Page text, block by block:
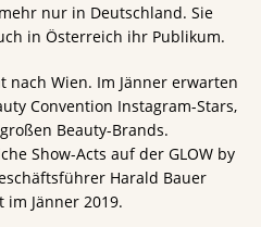
nur in Deutschland. Sie
in Österreich ihr Publikum.
nach Wien. Im Jänner erwarten
Convention Instagram-Stars,
Beauty-Brands.
Show-Acts auf der GLOW by
Harald Bauer
Jänner 2019.